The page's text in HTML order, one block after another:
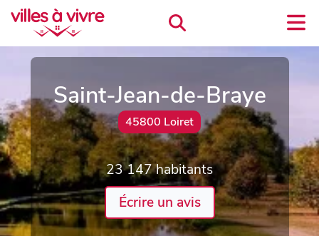
Saint-Jean-de-Braye
45800 Loiret
23 147 habitants
Écrire un avis